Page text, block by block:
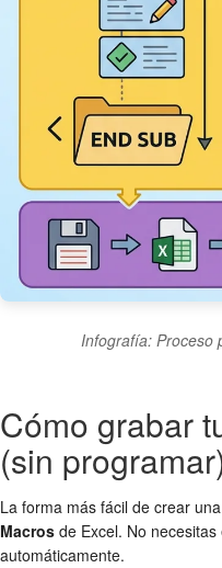
Infografía: Proceso
Cómo grabar
(sin
La forma más fácil de crear
Macros de Excel. No
automáticamente.